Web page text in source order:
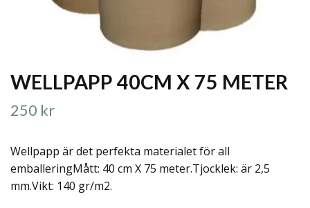
WELLPAPP 40CM X 75 METER
250 kr
Wellpapp är det perfekta materialet för all
emballeringMått: 40 cm X 75 meter.Tjocklek: är 2,5
mm.Vikt: 140 gr/m2.